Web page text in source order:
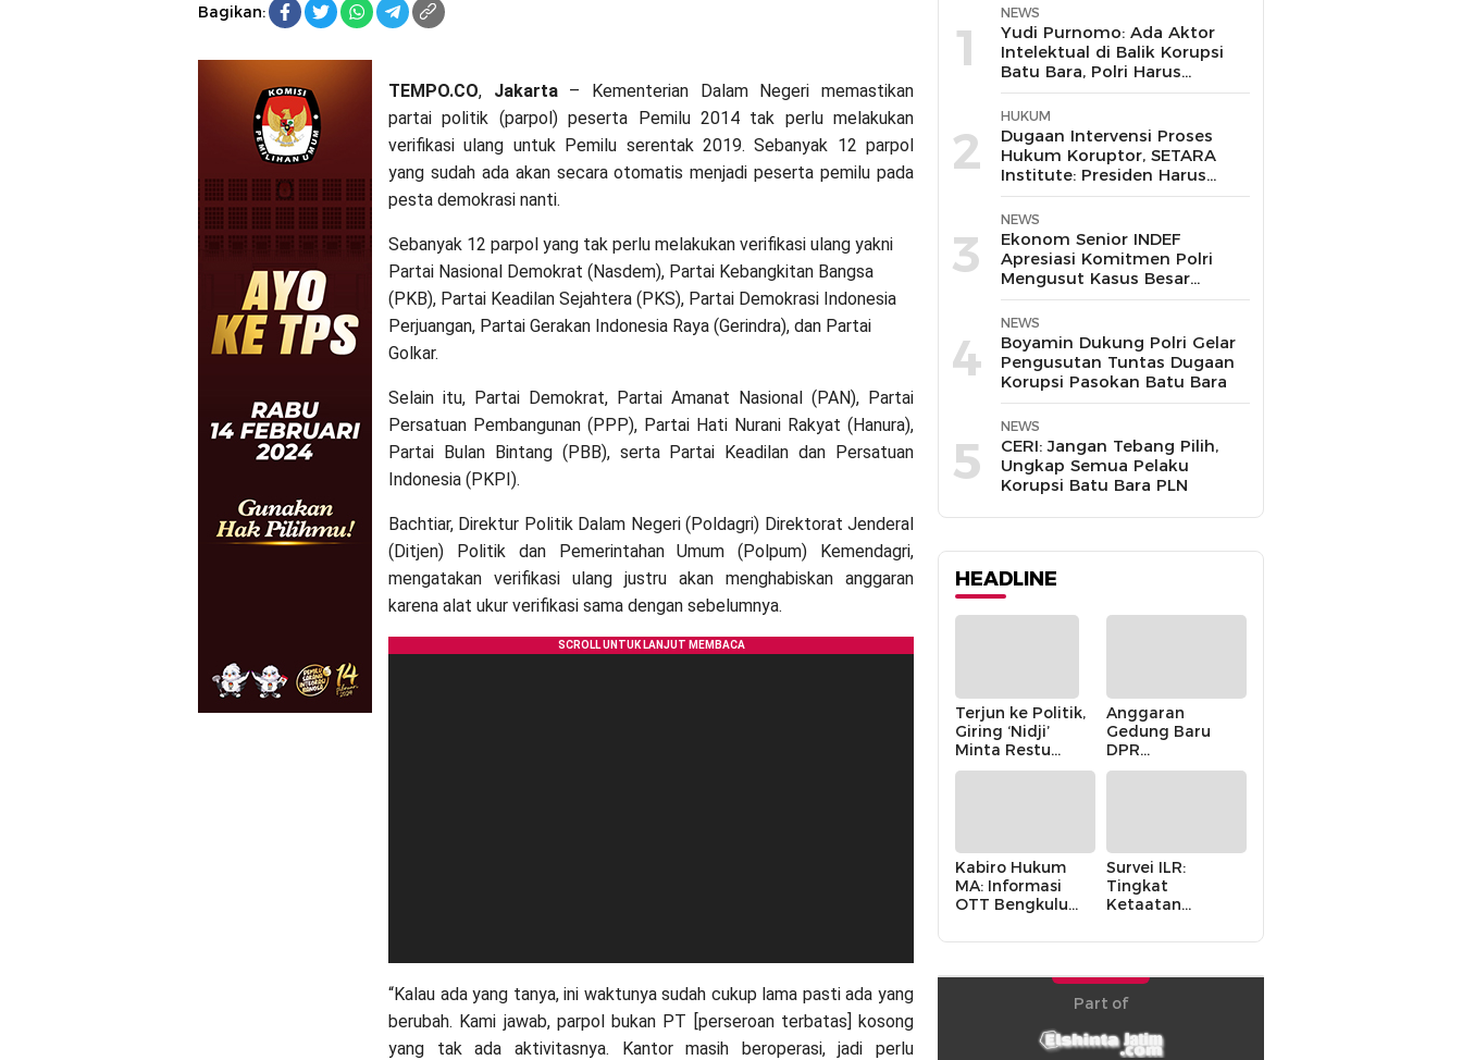
Bagikan:
TEMPO.CO, Jakarta– Kementerian Dalam Negeri memastikan
partai politik (parpol) peserta Pemilu 2014 tak perlu melakukan
verifikasi ulang untuk Pemilu serentak 2019. Sebanyak 12 parpol
yang sudah ada akan secara otomatis menjadi peserta pemilu pada
pesta demokrasi nanti.
Sebanyak 12 parpol yang tak perlu melakukan verifikasi ulang yakni
Partai Nasional Demokrat (Nasdem), Partai Kebangkitan Bangsa
(PKB), Partai Keadilan Sejahtera (PKS), Partai Demokrasi Indonesia
Perjuangan, Partai Gerakan Indonesia Raya (Gerindra), dan Partai
Golkar.
Selain itu, Partai Demokrat, Partai Amanat Nasional (PAN), Partai
Persatuan Pembangunan (PPP), Partai Hati Nurani Rakyat (Hanura),
Partai Bulan Bintang (PBB), serta Partai Keadilan dan Persatuan
Indonesia (PKPI).
Bachtiar, Direktur Politik Dalam Negeri (Poldagri) Direktorat Jenderal
(Ditjen) Politik dan Pemerintahan Umum (Polpum) Kemendagri,
mengatakan verifikasi ulang justru akan menghabiskan anggaran
karena alat ukur verifikasi sama dengan sebelumnya.
“Kalau ada yang tanya, ini waktunya sudah cukup lama pasti ada yang
berubah. Kami jawab, parpol bukan PT [perseroan terbatas] kosong
yang tak ada aktivitasnya. Kantor masih beroperasi, jadi perlu
1
NEWS
Yudi Purnomo: Ada Aktor
Intelektual di Balik Korupsi
Batu Bara, Polri Harus
Bongkar
2
HUKUM
Dugaan Intervensi Proses
Hukum Koruptor, SETARA
Institute: Presiden Harus
Pastikan TNI Tak
Disalahgunakan
3
NEWS
Ekonom Senior INDEF
Apresiasi Komitmen Polri
Mengusut Kasus Besar
hingga Tuntas
4
NEWS
Boyamin Dukung Polri Gelar
Pengusutan Tuntas Dugaan
Korupsi Pasokan Batu Bara
5
NEWS
CERI: Jangan Tebang Pilih,
Ungkap Semua Pelaku
Korupsi Batu Bara PLN
HEADLINE
Terjun ke Politik,
Giring ‘Nidji’
Minta Restu
Keluarga
Anggaran
Gedung Baru
DPR
Dikhawatirkan
Kabiro Hukum
MA: Informasi
OTT Bengkulu
Internal MA
Survei ILR:
Tingkat
Ketaatan
Terhadap Hukum
Part of